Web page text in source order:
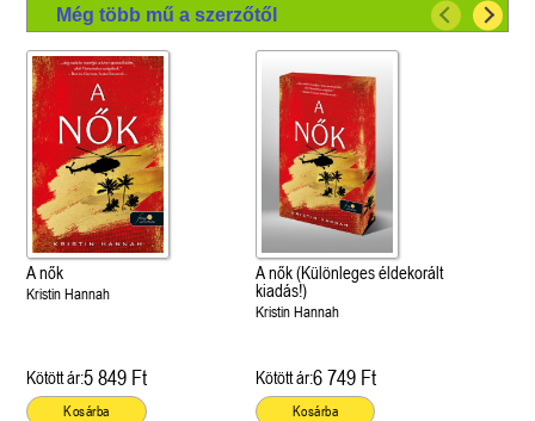
Még több mű a szerzőtől
A nők
Kristin Hannah
Kötött ár:5 849 Ft
Kosárba
A nők (Különleges éldekorált
kiadás!)
Kristin Hannah
Kötött ár:6 749 Ft
Kosárba